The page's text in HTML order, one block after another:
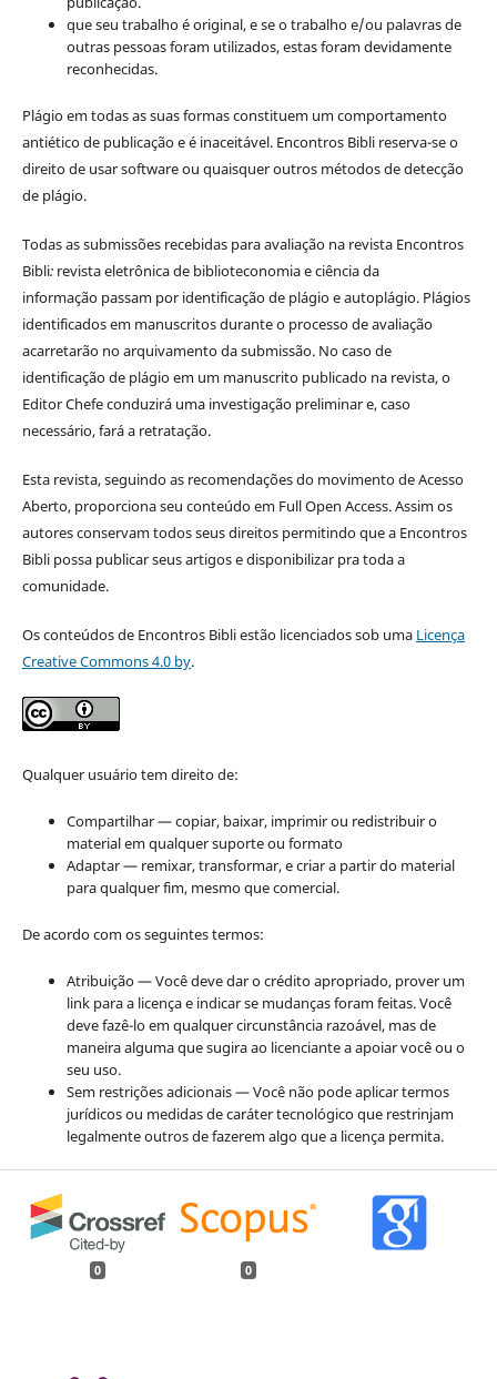
que seu trabalho é original, e se o trabalho e/ou palavras de
outras pessoas foram utilizados, estas foram devidamente
reconhecidas.
Plágio em todas as suas formas constituem um comportamento
antiético de publicação e é inaceitável. Encontros Bibli reserva-se o
direito de usar software ou quaisquer outros métodos de detecção
de plágio.
Todas as submissões recebidas para avaliação na revista Encontros
Bibli: revista eletrônica de biblioteconomia e ciência da
informaçãopassam por identificação de plágio e autoplágio. Plágios
identificados em manuscritos durante o processo de avaliação
acarretarão no arquivamento da submissão. No caso de
identificação de plágio em um manuscrito publicado na revista, o
Editor Chefe conduzirá uma investigação preliminar e, caso
necessário, fará a retratação.
Esta revista, seguindo as recomendações do movimento de Acesso
Aberto, proporciona seu conteúdo em Full Open Access. Assim os
autores conservam todos seus direitos permitindo que a Encontros
Bibli possa publicar seus artigos e disponibilizar pra toda a
comunidade.
Os conteúdos de Encontros Bibli estão licenciados sob uma Licença
Creative Commons 4.0 by.
Qualquer usuário tem direito de:
Compartilhar — copiar, baixar, imprimir ou redistribuir o
material em qualquer suporte ou formato
Adaptar — remixar, transformar, e criar a partir do material
para qualquer fim, mesmo que comercial.
De acordo com os seguintes termos:
Atribuição — Você deve dar o crédito apropriado, prover um
link para a licença e indicar se mudanças foram feitas. Você
deve fazê-lo em qualquer circunstância razoável, mas de
maneira alguma que sugira ao licenciante a apoiar você ou o
seu uso.
Sem restrições adicionais — Você não pode aplicar termos
jurídicos ou medidas de caráter tecnológico que restrinjam
legalmente outros de fazerem algo que a licença permita.
0 0